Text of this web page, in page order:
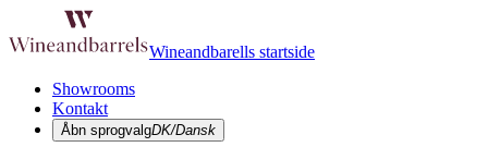
Wineandbarells startside
Showrooms
Kontakt
Åbn sprogvalgDK/Dansk